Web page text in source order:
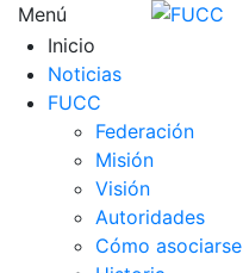
Menú
Inicio
Noticias
FUCC
Federación
Misión
Visión
Autoridades
Cómo asociarse